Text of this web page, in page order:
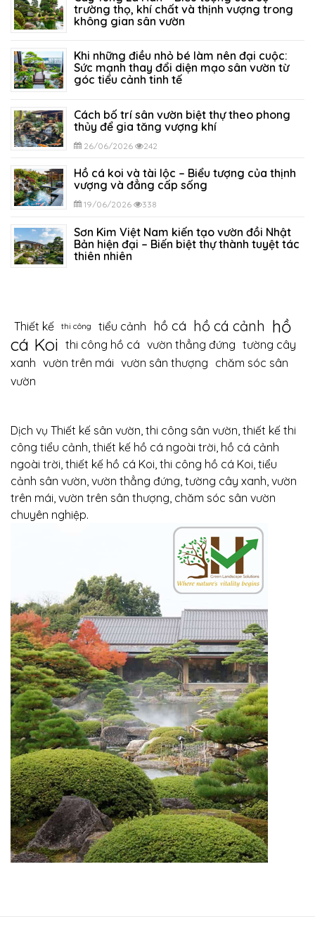
trường thọ, khí chất và thịnh vượng trong
không gian sân vườn
Khi những điều nhỏ bé làm nên đại cuộc:
Sức mạnh thay đổi diện mạo sân vườn từ
góc tiểu cảnh tinh tế
Cách bố trí sân vườn biệt thự theo phong
thủy để gia tăng vượng khí
26/06/2026 242
Hồ cá koi và tài lộc – Biểu tượng của thịnh
vượng và đẳng cấp sống
19/06/2026 338
Sơn Kim Việt Nam kiến tạo vườn đồi Nhật
Bản hiện đại – Biến biệt thự thành tuyệt tác
thiên nhiên
Thiết kế thi công tiểu cảnh hồ cá hồ cá cảnh hồ
cá Koi thi công hồ cá vườn thẳng đứng tường cây
xanh vườn trên mái vườn sân thượng chăm sóc sân
vườn
Dịch vụ Thiết kế sân vườn, thi công sân vườn, thiết kế thi
công tiểu cảnh, thiết kế hồ cá ngoài trời, hồ cá cảnh
ngoài trời, thiết kế hồ cá Koi, thi công hồ cá Koi, tiểu
cảnh sân vườn, vườn thẳng đứng, tường cây xanh, vườn
trên mái, vườn trên sân thượng, chăm sóc sân vườn
chuyên nghiệp.